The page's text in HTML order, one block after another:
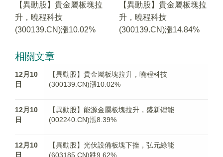
【異動股】貴金屬板塊拉
升，曉程科技
(300139.CN)漲10.02%
【異動股】貴金屬板塊拉
升，曉程科技
(300139.CN)漲14.84%
相關文章
12月10
日
【異動股】貴金屬板塊拉升，曉程科技
(300139.CN)漲10.02%
12月10
日
【異動股】能源金屬板塊拉升，盛新锂能
(002240.CN)漲8.39%
12月10
日
【異動股】光伏設備板塊下挫，弘元綠能
(603185.CN)跌9.62%